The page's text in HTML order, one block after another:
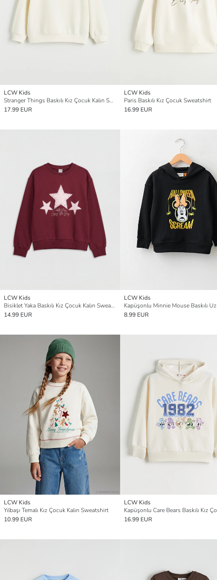
LCW Kids
Stranger Things Baskılı Kız Çocuk Kalın Sweatshirt
17.99 EUR
LCW Kids
Paris Baskılı Kız Çocuk Sweatshirt
16.99 EUR
LCW Kids
Bisiklet Yaka Baskılı Kız Çocuk Kalın Sweatshirt
14.99 EUR
LCW Kids
8.99 EUR
LCW Kids
Yılbaşı Temalı Kız Çocuk Kalın Sweatshirt
10.99 EUR
LCW Kids
16.99 EUR